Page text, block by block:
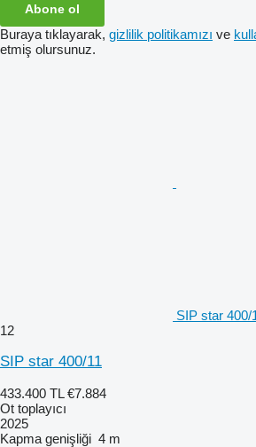
Abone ol
Buraya tıklayarak, gizlilik politikamızı ve
etmiş olursunuz.
SIP star 400/
12
SIP star 400/11
433.400 TL €7.884
Ot toplayıcı
2025
Kapma genişliği 4 m